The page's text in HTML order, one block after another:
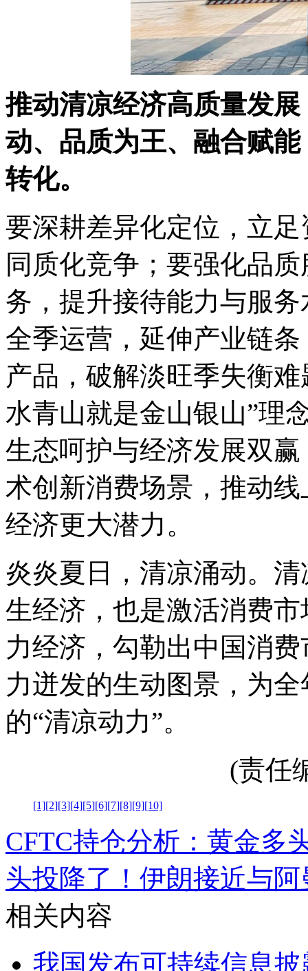
推动清凉经济高质量发
动、品质为王、融合赋
转化。
要深耕差异化定位，立
同质化竞争；要强化品
务，提升接待能力与服
全季运营，延伸产业链
产品，破解淡旺季失衡
水青山就是金山银山”理
生态呵护与经济发展双
术创新消费场景，推动
经济更大潜力。
炎炎夏日，清凉涌动。
生经济，也是激活消费
力经济，勾勒出中国消
力迸发的生动图景，为
的“清凉动力”。
(责任
[1][2][3][4][5][6][7][8][9][10]
CFTC持仓分析：黄金多
头投降了！ 伊朗接近与
相关内容
我国发布可持续信息